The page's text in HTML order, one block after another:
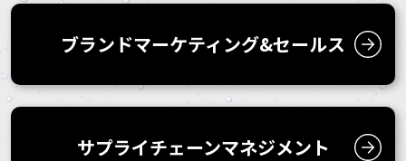
ブランドマーケティング&セールス
サプライチェーンマネジメント